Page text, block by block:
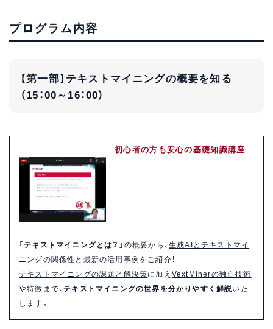
プログラム内容
【第一部】テキストマイニングの概要を知る
（15：00～16：00）
初心者の方も安心の基礎知識講座
「テキストマイニングとは？ 」の概要から、生成AIとテキストマイ
ニングの関係性と最新の活用事例をご紹介！
テキストマイニングの課題と解決策に加え VextMinerの独自技術
や特徴 まで、テキストマイニングの世界を分かりやすく解説いた
します。